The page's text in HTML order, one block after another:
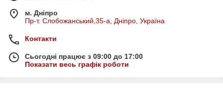
м. Дніпро
Пр-т. Слобожанський,35-а, Дніпро, Україна
Контакти
Сьогодні працює з 09:00 до 17:00
Показати весь графік роботи